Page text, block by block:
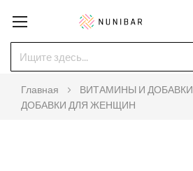
Главная
ВИТАМИНЫ И ДОБАВКИ
ДОБАВКИ ДЛЯ ЖЕНЩИН